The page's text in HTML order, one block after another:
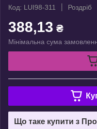
Код: LUI98-311
Роздріб
388,13 ₴
Мінімальна сума
Що таке купити з